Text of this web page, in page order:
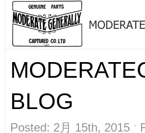
BLOG
Posted: 2月 15th, 2015 ˑ